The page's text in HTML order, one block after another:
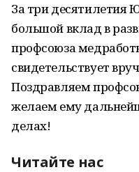
За три десятилетия
большой вклад в
профсоюза
свидетельствует
Поздравляем
желаем ему
делах!
Читайте нас